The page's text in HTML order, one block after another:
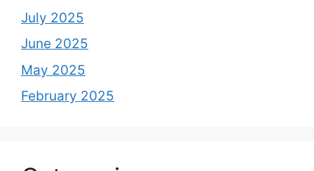
July 2025
June 2025
May 2025
February 2025